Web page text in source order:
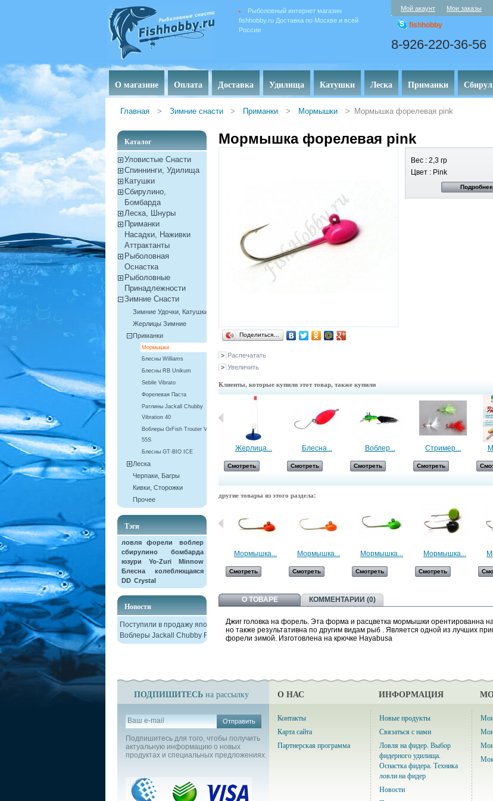
Рыболовный интернет магазин
fishhobby.ru Доставка по Москве и всей
России
Мой акаунт Мои заказы
fishhobby
8-926-220-36-56
О магазине Оплата Доставка Удилища Катушки Леска Приманки
Главная > Зимние снасти > Приманки > Мормышки > Мормышка форелевая pink
Каталог
Уловистые Снасти
Спиннинги, Удилища
Катушки
Сбирулино,
Бомбарда
Леска, Шнуры
Приманки
Насадки, Наживки
Aттрактанты
Рыболовная
Оснастка
Рыболовные
Принадлежности
Зимние Снасти
Зимние Удочки, Катушки
Жерлицы Зимние
Приманки
Мормышки
Блесны Williams
Блесны RB Unikum
Sebile Vibrato
Форелевая Паста
Ратлины Jackall Chubby
Vibration 40
Воблеры GrFish Trouter VIB
55S
Блесны GT-BIO ICE
Леска
Черпаки, Багры
Кивки, Сторожки
Прочее
Тэги
ловля форели
воблер
сбирулино
бомбарда
юзури
Yo-Zuri
Minnow
Блесна колеблющаяся
DD Crystal
Новости
Поступили в продажу японские
Воблеры Jackall Chubby F38
Мормышка форелевая pink
Поделиться…
Распечатать
Увеличить
Вес : 2,3 гр
Цвет : Pink
Подробнее
Клиенты, которые купили этот товар, также купили
Сумка -... Жерлица...
Смотреть
Блесна...
Смотреть
Воблер...
Смотреть
Стример...
Смотреть
другие товары из этого раздела:
Мормышка...
Смотреть
Мормышка...
Смотреть
Мормышка...
Смотреть
Мормышка...
Смотреть
О ТОВАРЕ КОММЕНТАРИИ (0)
Джиг головка на форель. Эта форма и расцветка мормышки орентированна
но также результативна по другим видам рыб . Является одной из лучших
форели зимой. Изготовлена на крючке Hayabusa
ПОДПИШИТЕСЬ на рассылку
Отправить
Подпишитесь для того, чтобы получить
актуальную информацию о новых
продуктах и специальных предложениях.
О НАС
Контакты
Карта сайта
Партнерская программа
ИНФОРМАЦИЯ
Новые продукты
Связаться с нами
Ловля на фидер. Выбор
фидерного удилища.
Оснастка фидера. Техника
ловли на фидер
Новости
Мои
Мои